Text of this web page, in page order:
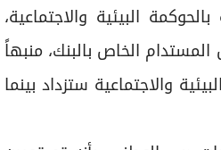
البيئية والاجتماعية،
الخاص بالبنك، منبهاً
والاجتماعية ستزداد بينما